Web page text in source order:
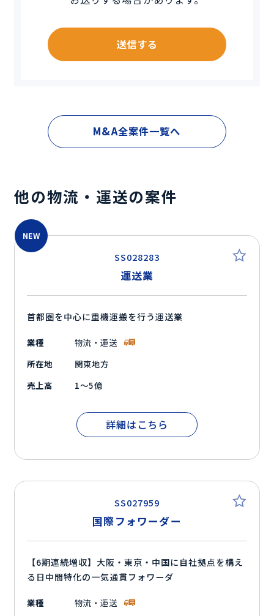
送信する
M&A全案件一覧へ
他の物流・運送の案件
SS028283
NEW
運送業
首都圏を中心に重機運搬を行う運送業
業種
物流・運送
所在地
関東地方
売上高
1～5億
詳細はこちら
SS027959
国際フォワーダー
【6期連続増収】大阪・東京・中国に自社拠点を構え
る日中間特化の一気通貫フォワーダ
業種
物流・運送